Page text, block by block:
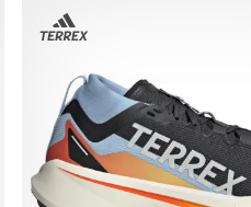
36⅔ 37⅓ 38 38⅔ 39⅓ 40